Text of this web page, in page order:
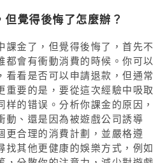
覺得後悔了怎麼辦？
課金了，但覺得後悔了，首先不
都會有衝動消費的時候。你可以
看看是否可以申請退款，但通常
重要的是，要從這次經驗中吸取
样的错误。分析你課金的原因，
動、還是因為被遊戲公司誘導
更合理的消費計劃，並嚴格遵
找其他更健康的娛樂方式，例如